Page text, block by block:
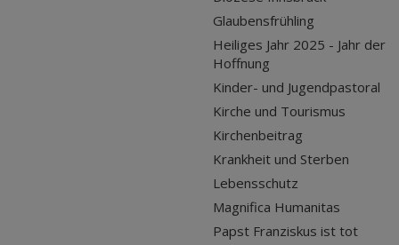
Glaubensfrühling
Heiliges Jahr 2025 - Jahr der
Hoffnung
Kinder- und Jugendpastoral
Kirche und Tourismus
Kirchenbeitrag
Krankheit und Sterben
Lebensschutz
Magnifica Humanitas
Papst Franziskus ist tot